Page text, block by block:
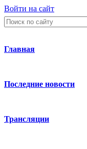
Войти на сайт
Главная
Последние новости
Трансляции